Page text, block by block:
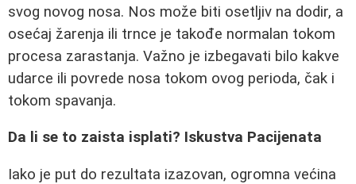
svog novog nosa. Nos može biti osetljiv na dodir, a
osećaj žarenja ili trnce je takođe normalan tokom
procesa zarastanja. Važno je izbegavati bilo kakve
udarce ili povrede nosa tokom ovog perioda, čak i
tokom spavanja.
Da li se to zaista isplati? Iskustva Pacijenata
Iako je put do rezultata izazovan, ogromna većina